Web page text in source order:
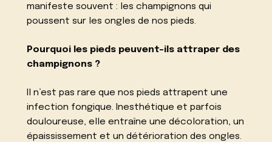
manifeste souvent : les champignons qui
poussent sur les ongles de nos pieds.
Pourquoi les pieds peuvent-ils attraper des
champignons ?
Il n’est pas rare que nos pieds attrapent une
infection fongique. Inesthétique et parfois
douloureuse, elle entraîne une décoloration, un
épaississement et un détérioration des ongles.